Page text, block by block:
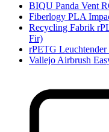
BIQU Panda Vent
Fiberlogy PLA
Recycling Fabrik
Fir)
rPETG
Vallejo Airbrush